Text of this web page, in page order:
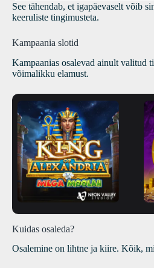
See tähendab, et igapäevaselt võib
keeruliste tingimusteta.
Kampaania slotid
Kampaanias osalevad ainult valitud
võimalikku elamust.
Kuidas osaleda?
Osalemine on lihtne ja kiire. Kõik,